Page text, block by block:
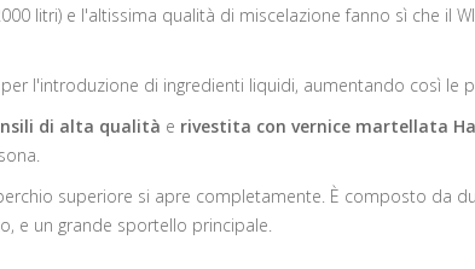
litri) e l'altissima qualità di miscelazione fanno sì che il
l'introduzione di ingredienti liquidi, aumentando così le
di alta qualità e rivestita con vernice martellata
superiore si apre completamente. È composto da
e un grande sportello principale.